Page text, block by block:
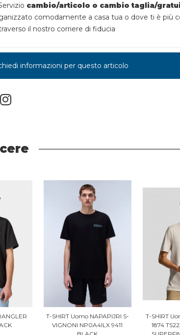
cambio/articolo o cambio taglia/
comodamente a casa tua o dove ti è più
il nostro corriere di fiducia
informazioni per questo articolo
T-SHIRT Uomo NAPAPIJRI S-
VIGNONI NP0A4ILX 9411
T-SHIRT
1874